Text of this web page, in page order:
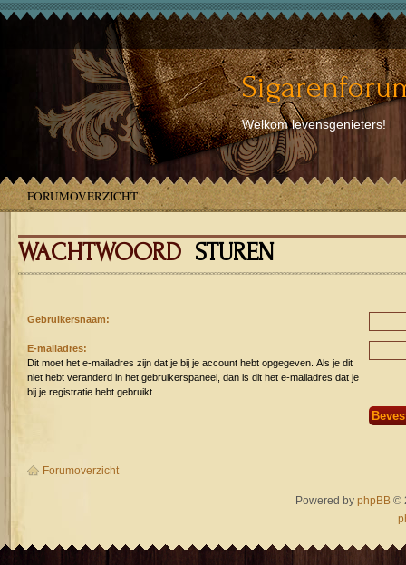
Welkom levensgenieters!
FORUMOVERZICHT
WACHTWOORD STUREN
Gebruikersnaam:
E-mailadres:
Dit moet het e-mailadres zijn dat je bij je account hebt opgegeven. Als je dit
niet hebt veranderd in het gebruikerspaneel, dan is dit het e-mailadres dat je
bij je registratie hebt gebruikt.
Forumoverzicht
Powered byphpBB ©